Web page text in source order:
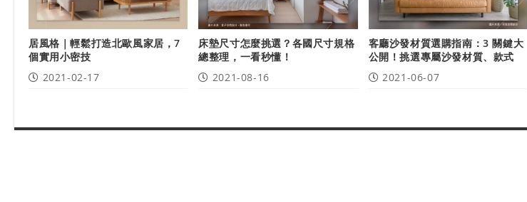
居風格｜輕鬆打造北歐風家居，7
個實用小密技
2021-02-17
床墊尺寸怎麼挑選？各國尺寸規格
總整理，一看秒懂！
2021-08-16
客廳沙發材質選購指南：3 關鍵大
公開！挑選專屬沙發材質、款式
2021-06-07